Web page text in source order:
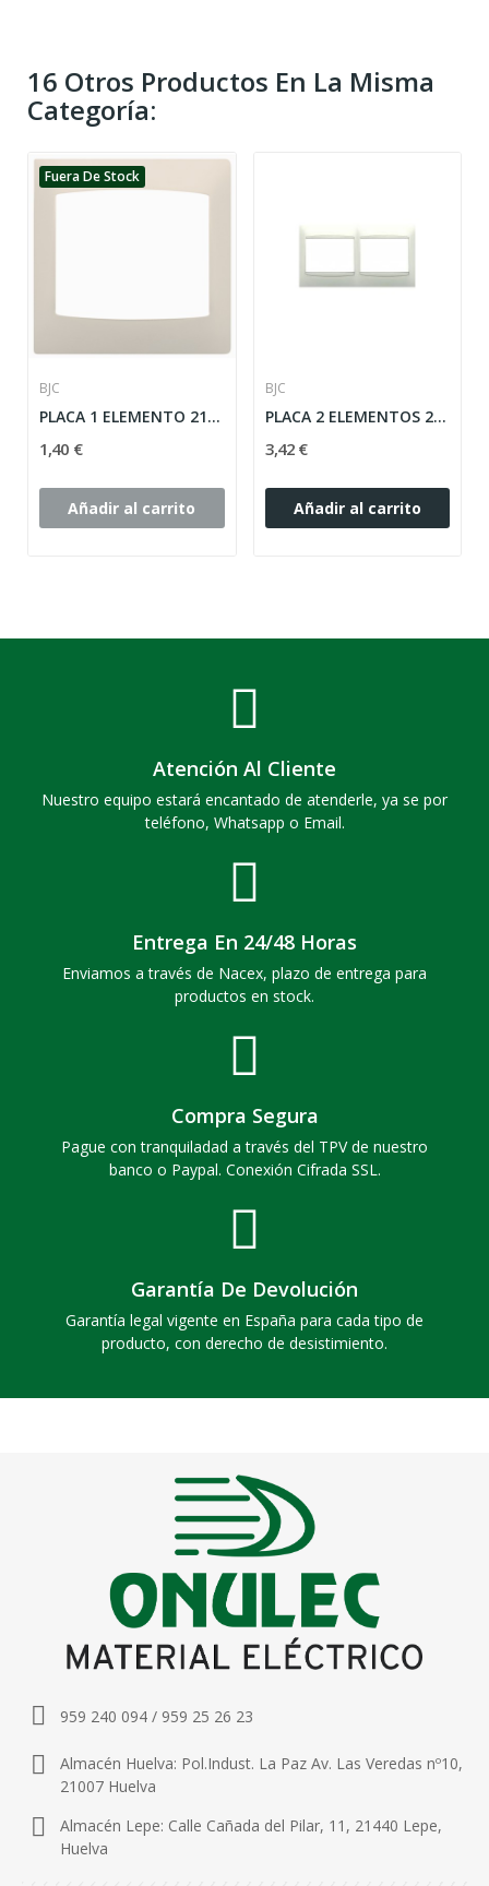
16 Otros Productos En La Misma
Categoría:
Fuera De Stock
BJC
PLACA 1 ELEMENTO 21001-A BEIGE SERIE CORAL BJC...
1,40 €
Añadir al carrito
BJC
PLACA 2 ELEMENTOS 21212 BLANCO HORIZONTAL...
3,42 €
Añadir al carrito
Atención Al Cliente
Nuestro equipo estará encantado de atenderle, ya se por
teléfono, Whatsapp o Email.
Entrega En 24/48 Horas
Enviamos a través de Nacex, plazo de entrega para
productos en stock.
Compra Segura
Pague con tranquiladad a través del TPV de nuestro
banco o Paypal. Conexión Cifrada SSL.
Garantía De Devolución
Garantía legal vigente en España para cada tipo de
producto, con derecho de desistimiento.
959 240 094 / 959 25 26 23
Almacén Huelva: Pol.Indust. La Paz Av. Las Veredas nº10,
21007 Huelva
Almacén Lepe: Calle Cañada del Pilar, 11, 21440 Lepe,
Huelva